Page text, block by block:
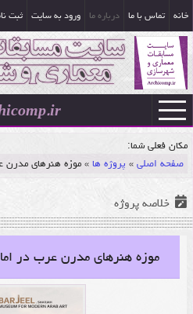
خانه تماس با ما درباره ما ورود به سایت ثبت
مکان فعلی شما:
صفحه اصلی» پروژه ها»موزه هنرهای مدرن
خلاصه پروژه
موزه هنرهای مدرن عرب در